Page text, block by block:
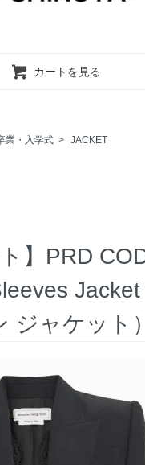
カートを見る
業・入学式 > JACKET
】PRD
ジャケット）